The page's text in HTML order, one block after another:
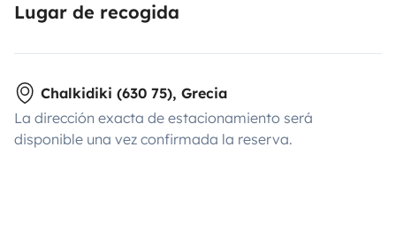
Lugar de recogida
Chalkidiki (630 75), Grecia
La dirección exacta de estacionamiento será
disponible una vez confirmada la reserva.